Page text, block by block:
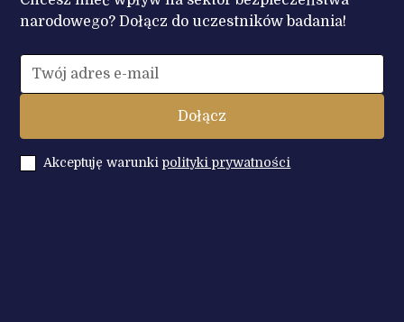
narodowego? Dołącz do uczestników badania!
Akceptuję warunkipolityki prywatności